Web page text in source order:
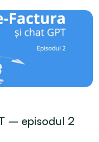
– episodul 2